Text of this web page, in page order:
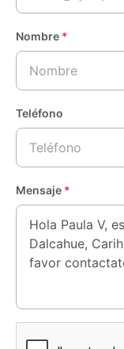
Nombre *
Teléfono
Mensaje *